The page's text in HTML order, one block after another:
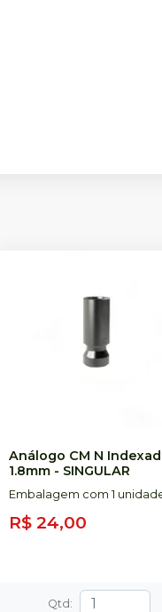
Análogo CM N
1.8mm- SINGULAR
Embalagem com 1
R$ 24,00
Qtd :